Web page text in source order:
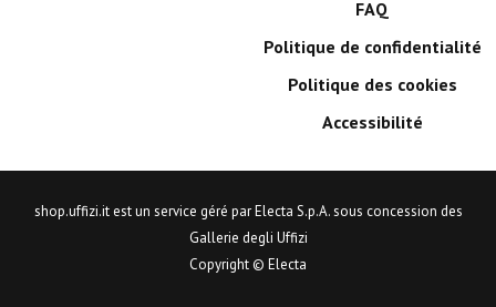
FAQ
Politique de confidentialité
Politique des cookies
Accessibilité
shop.uffizi.it est un service géré par Electa S.p.A. sous concession des
Gallerie degli Uffizi
Copyright © Electa